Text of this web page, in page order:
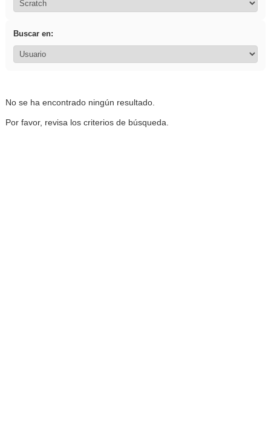
Buscar en:
No se ha encontrado ningún resultado.
Por favor, revisa los criterios de búsqueda.